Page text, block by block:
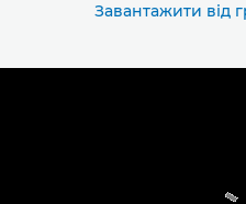
Завантажити від